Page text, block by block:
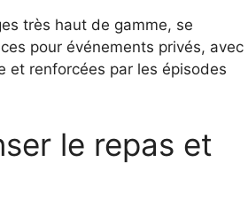
très haut de gamme, se
pour événements privés, avec
et renforcées par les épisodes
le repas et